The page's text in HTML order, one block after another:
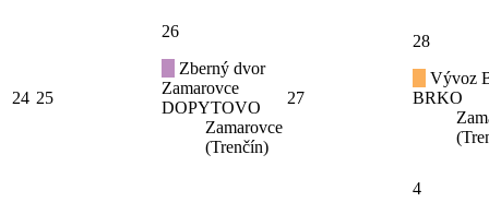
24 25
26
Zberný dvor
Zamarovce
DOPYTOVO
Zamarovce
(Trenčín)
27
28
Vývoz
BRKO
4